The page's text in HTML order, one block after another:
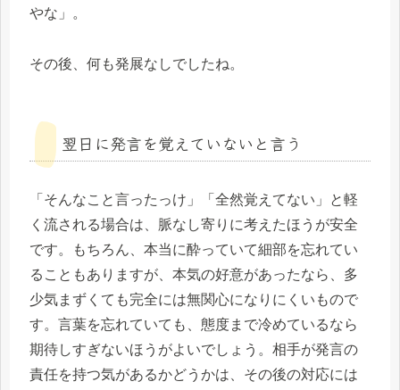
やな」。
その後、何も発展なしでしたね。
翌日に発言を覚えていないと言う
「そんなこと言ったっけ」「全然覚えてない」と軽
く流される場合は、脈なし寄りに考えたほうが安全
です。もちろん、本当に酔っていて細部を忘れてい
ることもありますが、本気の好意があったなら、多
少気まずくても完全には無関心になりにくいもので
す。言葉を忘れていても、態度まで冷めているなら
期待しすぎないほうがよいでしょう。相手が発言の
責任を持つ気があるかどうかは、その後の対応には